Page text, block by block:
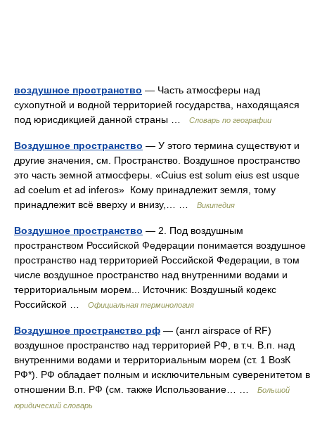
воздушное пространство — Часть атмосферы над
сухопутной и водной территорией государства, находящаяся
под юрисдикцией данной страны …
Словарь по географии
Воздушное пространство — У этого термина существуют и
другие значения, см. Пространство. Воздушное пространство
это часть земной атмосферы. «Cuius est solum eius est usque
ad coelum et ad inferos» Кому принадлежит земля, тому
принадлежит всё вверху и внизу,… …
Википедия
Воздушное пространство — 2. Под воздушным
пространством Российской Федерации понимается воздушное
пространство над территорией Российской Федерации, в том
числе воздушное пространство над внутренними водами и
территориальным морем... Источник: Воздушный кодекс
Российской …
Официальная терминология
Воздушное пространство рф — (англ airspace of RF)
воздушное пространство над территорией РФ, в т.ч. В.п. над
внутренними водами и территориальным морем (ст. 1 ВозК
РФ*). РФ обладает полным и исключительным суверенитетом в
отношении В.п. РФ (см. также Использование… …
Большой
юридический словарь